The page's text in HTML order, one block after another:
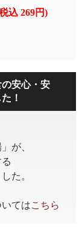
込 269円)
安心・安
！
が、
た。
てはこちら